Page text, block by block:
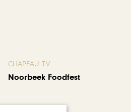
CHAPEAU TV
Noorbeek Foodfest